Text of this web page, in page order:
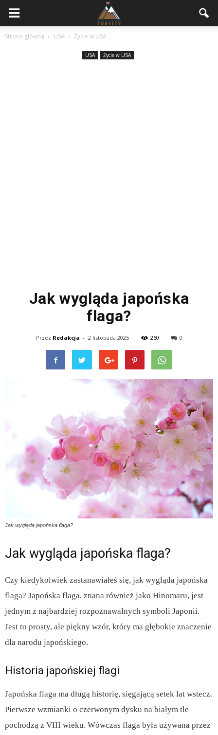
Strona główna USA Życie w USA
USA Życie w USA
Jak wygląda japońska
flaga?
Przez Redakcja - 2 listopada 2025 260 0
Jak wygląda japońska flaga?
Jak wygląda japońska flaga?
Czy kiedykolwiek zastanawiałeś się, jak wygląda japońska
flaga? Japońska flaga, znana również jako Hinomaru, jest
jednym z najbardziej rozpoznawalnych symboli Japonii.
Jest to prosty, ale piękny wzór, który ma głębokie znaczenie
dla narodu japońskiego.
Historia japońskiej flagi
Japońska flaga ma długą historię, sięgającą setek lat wstecz.
Pierwsze wzmianki o czerwonym dysku na białym tle
pochodzą z VIII wieku. Wówczas flaga była używana przez